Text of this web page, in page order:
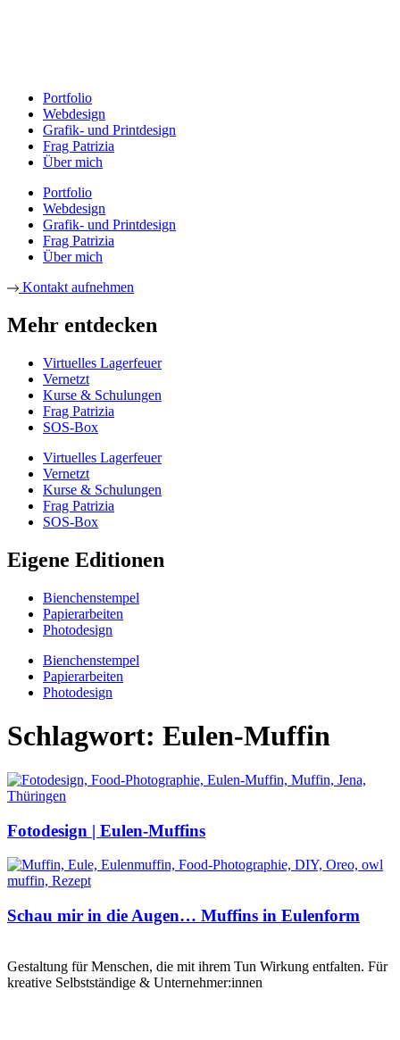
Portfolio
Webdesign
Grafik- und Printdesign
Frag Patrizia
Über mich
Portfolio
Webdesign
Grafik- und Printdesign
Frag Patrizia
Über mich
Kontakt aufnehmen
Mehr entdecken
Virtuelles Lagerfeuer
Vernetzt
Kurse & Schulungen
Frag Patrizia
SOS-Box
Virtuelles Lagerfeuer
Vernetzt
Kurse & Schulungen
Frag Patrizia
SOS-Box
Eigene Editionen
Bienchenstempel
Papierarbeiten
Photodesign
Bienchenstempel
Papierarbeiten
Photodesign
Schlagwort: Eulen-Muffin
Fotodesign | Eulen-Muffins
Schau mir in die Augen… Muffins in Eulenform
Gestaltung für Menschen, die mit ihrem Tun Wirkung entfalten. Für
kreative Selbstständige & Unternehmer:innen